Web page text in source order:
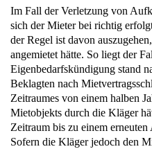
Im Fall der Verletzung von
sich der Mieter bei richtig
der Regel ist davon
angemietet hätte. So liegt der
Eigenbedarfskündigung stand
Beklagten nach
Zeitraumes von einem halben
Mietobjekts durch die Kläger
Zeitraum bis zu einem
Sofern die Kläger jedoch den